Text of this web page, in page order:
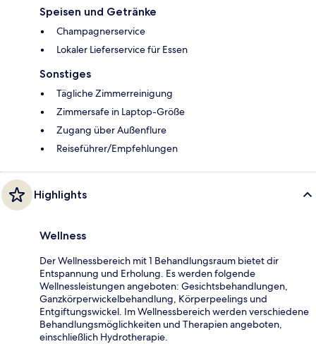
Speisen und Getränke
Champagnerservice
Lokaler Lieferservice für Essen
Sonstiges
Tägliche Zimmerreinigung
Zimmersafe in Laptop-Größe
Zugang über Außenflure
Reiseführer/Empfehlungen
Highlights
Wellness
Der Wellnessbereich mit 1 Behandlungsraum bietet dir
Entspannung und Erholung. Es werden folgende
Wellnessleistungen angeboten: Gesichtsbehandlungen,
Ganzkörperwickelbehandlung, Körperpeelings und
Entgiftungswickel. Im Wellnessbereich werden verschiedene
Behandlungsmöglichkeiten und Therapien angeboten,
einschließlich Hydrotherapie.